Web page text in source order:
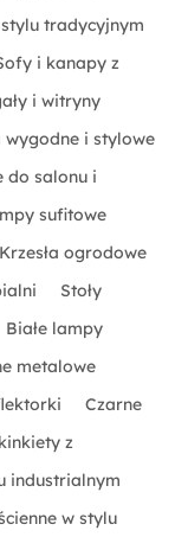
tradycyjnym
i kanapy z
i witryny
wygodne i stylowe
do salonu i
sufitowe
Krzesła ogrodowe
Stoły
Białe lampy
metalowe
Czarne
z
industrialnym
w stylu